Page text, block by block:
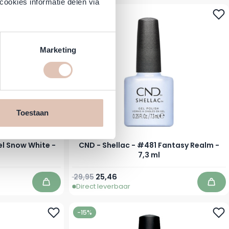
Marketing
Toestaan
Snow White -
In winkelwagen
CND - Shellac - #481 Fantasy Realm -
7,3 ml
Speciale prijs
25,46
Normale prijs
29,95
Direct leverbaar In
-15%